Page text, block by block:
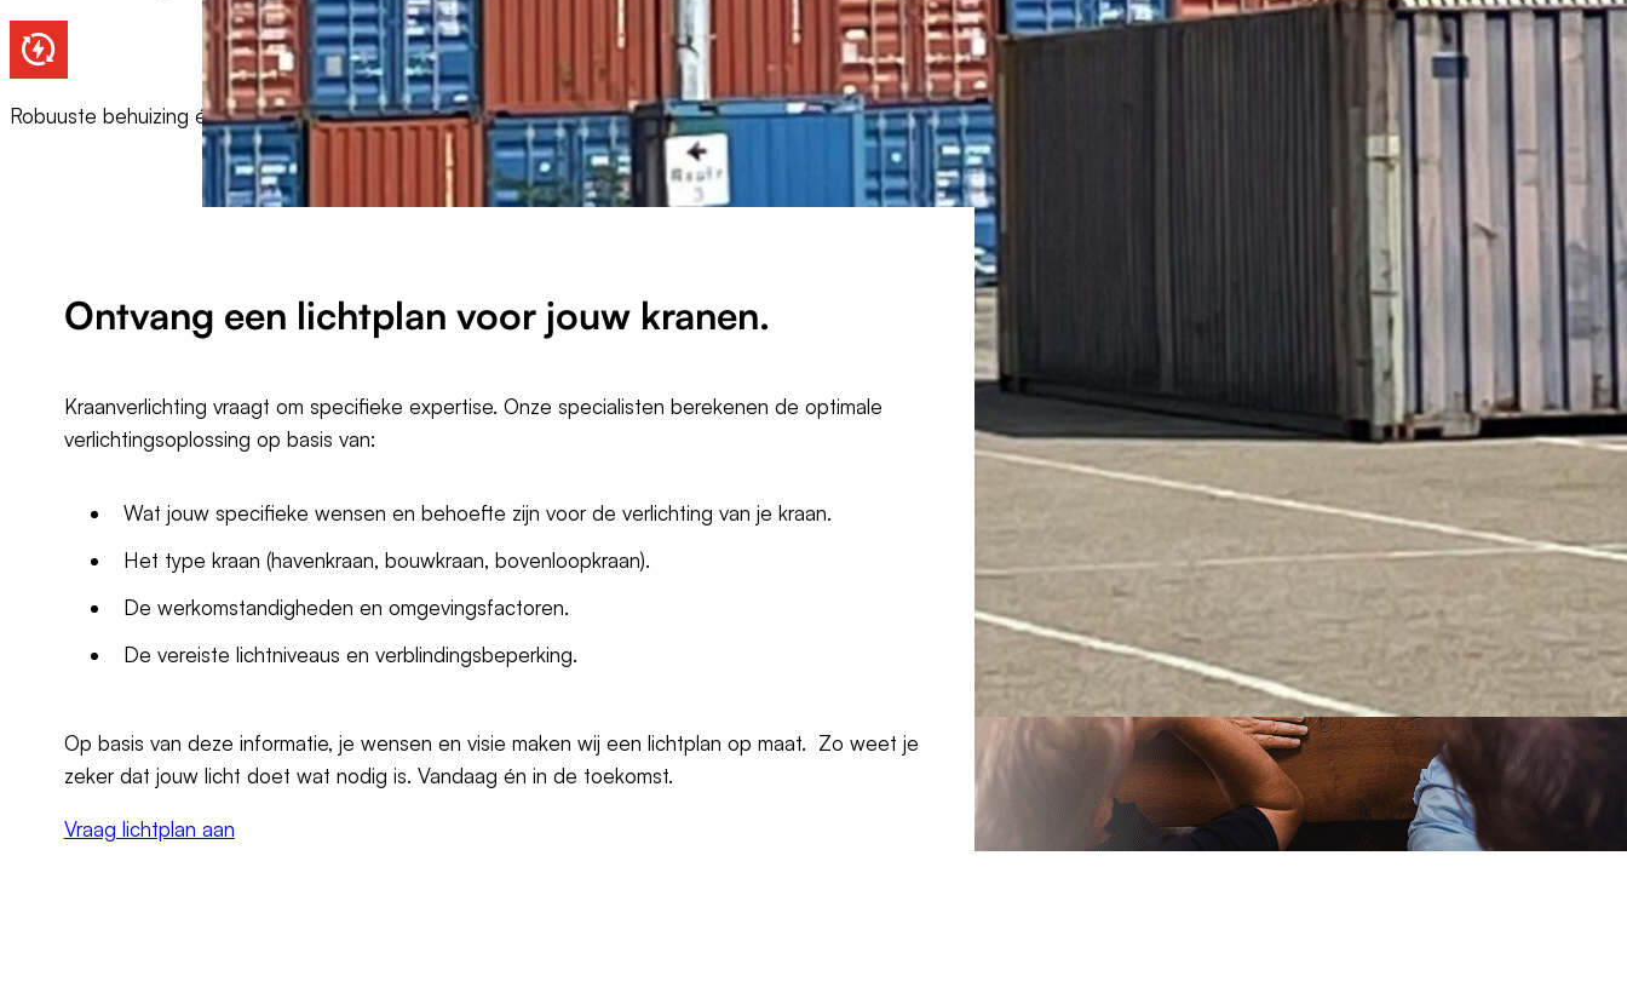
Robuuste behuizing én montagemateriaalBestand tegen zilte lucht, regen, uitwerpselen van vogels en extreme temperaturen Gespecialiseerd in kraanverlichting sinds 2003
Ontvang een lichtplan voor jouw kranen.
Kraanverlichting vraagt om specifieke expertise. Onze specialisten berekenen de optimale
verlichtingsoplossing op basis van:
Wat jouw specifieke wensen en behoefte zijn voor de verlichting van je kraan.
Het type kraan (havenkraan, bouwkraan, bovenloopkraan).
De werkomstandigheden en omgevingsfactoren.
De vereiste lichtniveaus en verblindingsbeperking.
Op basis van deze informatie, je wensen en visie maken wij een lichtplan op maat. Zo weet je
zeker dat jouw licht doet wat nodig is. Vandaag én in de toekomst.
Vraag lichtplan aan